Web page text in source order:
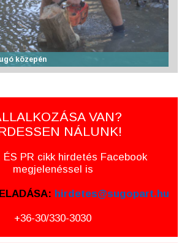
közepén
VAN?
NÁLUNK!
ÉS PR cikk hirdetés Facebook
megjelenéssel is
hirdetes@sugopart.hu
+36-30/330-3030